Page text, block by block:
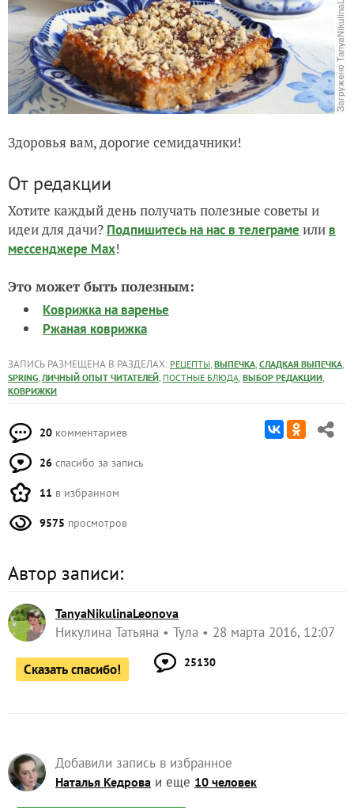
Здоровья вам, дорогие семидачники!
От редакции
Хотите каждый день получать полезные советы и
идеи для дачи? Подпишитесь на нас в телеграме или в
мессенджере Max!
Это может быть полезным:
Коврижка на варенье
Ржаная коврижка
ЗАПИСЬ РАЗМЕЩЕНА В РАЗДЕЛАХ: РЕЦЕПТЫ, ВЫПЕЧКА, СЛАДКАЯ ВЫПЕЧКА,
SPRING, ЛИЧНЫЙ ОПЫТ ЧИТАТЕЛЕЙ, ПОСТНЫЕ БЛЮДА, ВЫБОР РЕДАКЦИИ,
КОВРИЖКИ
20 комментариев
26 спасибо за запись
11 в избранном
9575 просмотров
Автор записи:
TanyaNikulinaLeonova
Никулина Татьяна Тула 28 марта 2016, 12:07
Сказать спасибо! 25130
Добавили запись в избранное
Наталья Кедрова и еще 10 человек